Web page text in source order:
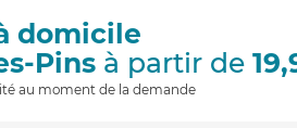
domicile
Pinsà partir de
au moment de la demande